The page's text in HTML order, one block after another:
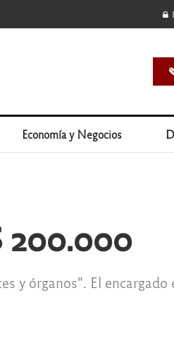
Economía y Negocios
200.000
y órganos". El